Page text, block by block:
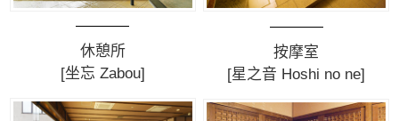
休憩所
[坐忘 Zabou]
按摩室
[星之音 Hoshi no ne]